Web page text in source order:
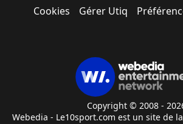
Cookies Gérer Utiq
Copyright © 2008 -
Webedia - Le10sport.com est un site de